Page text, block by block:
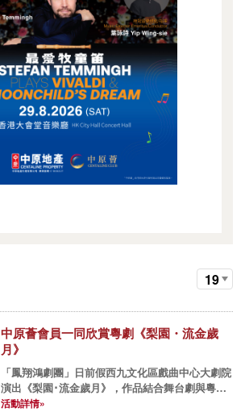
19
中原薈會員一同欣賞粵劇《梨園・流金歲
月》
「鳳翔鴻劇團」日前假西九文化區戲曲中心大劇院
演出《梨園･流金歲月》，作品結合舞台劇與粵
劇，中原薈作為冠名贊助商，與中原薈會員欣賞劇
活動詳情»